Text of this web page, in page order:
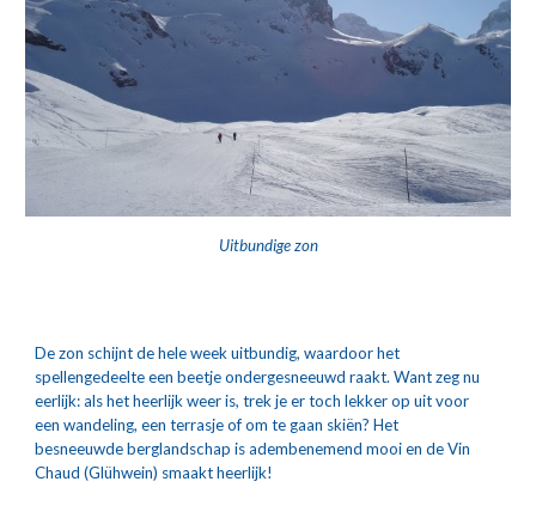
Uitbundige zon
De zon schijnt de hele week uitbundig, waardoor het
spellengedeelte een beetje ondergesneeuwd raakt. Want zeg nu
eerlijk: als het heerlijk weer is, trek je er toch lekker op uit voor
een wandeling, een terrasje of om te gaan skiën? Het
besneeuwde berglandschap is adembenemend mooi en de Vin
Chaud (Glühwein) smaakt heerlijk!